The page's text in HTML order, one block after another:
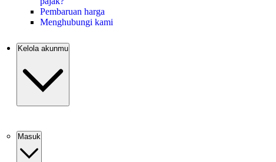
Pembaruan harga
Menghubungi kami
Kelola akunmu
Masuk